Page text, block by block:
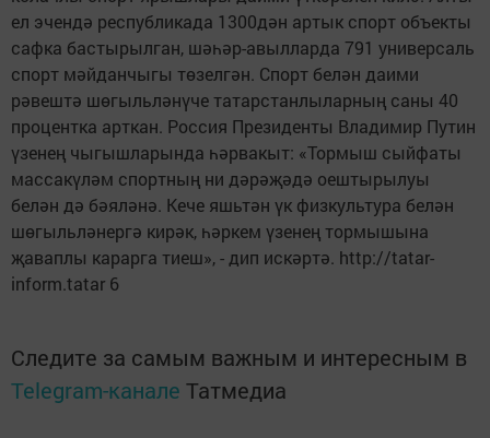
ел эчендә республикада 1300дән артык спорт объекты
сафка бастырылган, шәһәр-авылларда 791 универсаль
спорт мәйданчыгы төзелгән. Спорт белән даими
рәвештә шөгыльләнүче татарстанлыларның саны 40
процентка арткан. Россия Президенты Владимир Путин
үзенең чыгышларында һәрвакыт: «Тормыш сыйфаты
массакүләм спортның ни дәрәҗәдә оештырылуы
белән дә бәяләнә. Кече яшьтән үк физкультура белән
шөгыльләнергә кирәк, һәркем үзенең тормышына
җаваплы карарга тиеш», - дип искәртә. http://tatar-
inform.tatar 6
Следите за самым важным и интересным в
Telegram-канале Татмедиа